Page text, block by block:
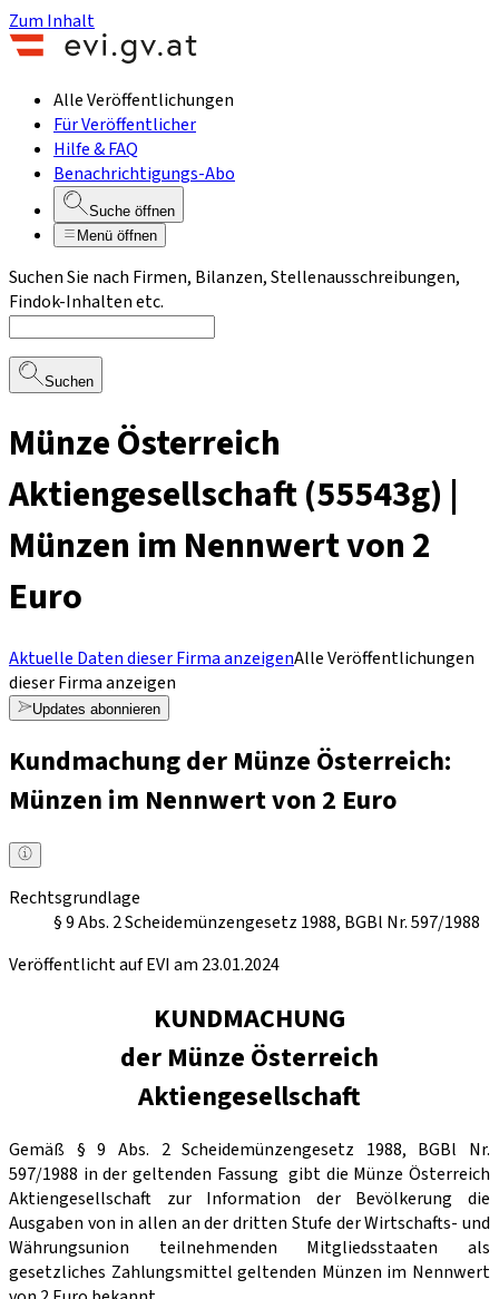
Zum Inhalt
Alle Veröffentlichungen
Für Veröffentlicher
Hilfe & FAQ
Benachrichtigungs-Abo
Suche öffnen
Menü öffnen
Suchen Sie nach Firmen, Bilanzen, Stellenausschreibungen,
Findok-Inhalten etc.
Suchen
Münze Österreich
Aktiengesellschaft (55543g) |
Münzen im Nennwert von 2
Euro
Aktuelle Daten dieser Firma anzeigenAlle Veröffentlichungen
dieser Firma anzeigen
Updates abonnieren
Kundmachung der Münze Österreich:
Münzen im Nennwert von 2 Euro
Rechtsgrundlage
§ 9 Abs. 2 Scheidemünzengesetz 1988, BGBl Nr. 597/1988
Veröffentlicht auf EVI am 23.01.2024
KUNDMACHUNG
der Münze Österreich
Aktiengesellschaft
Gemäß § 9 Abs. 2 Scheidemünzengesetz 1988, BGBl Nr.
597/1988 in der geltenden Fassung gibt die Münze Österreich
Aktiengesellschaft zur Information der Bevölkerung die
Ausgaben von in allen an der dritten Stufe der Wirtschafts- und
Währungsunion teilnehmenden Mitgliedsstaaten als
gesetzliches Zahlungsmittel geltenden Münzen im Nennwert